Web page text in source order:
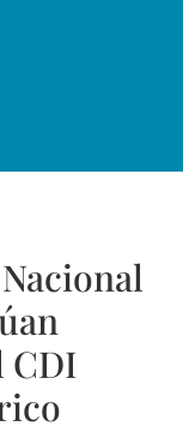
CDI